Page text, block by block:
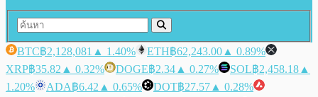
BTC฿2,128,081 ▲ 1.40% ETH฿62,243.00 ▲ 0.89%
XRP฿35.82 ▲ 0.32% DOGE฿2.34 ▲ 0.27% SOL฿2,458.18 ▲
1.20%
ADA฿6.42 ▲ 0.65% DOT฿27.57 ▲ 0.28%